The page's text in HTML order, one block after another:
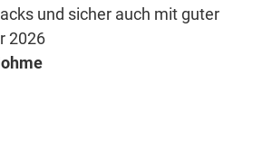
und sicher auch mit guter
2026